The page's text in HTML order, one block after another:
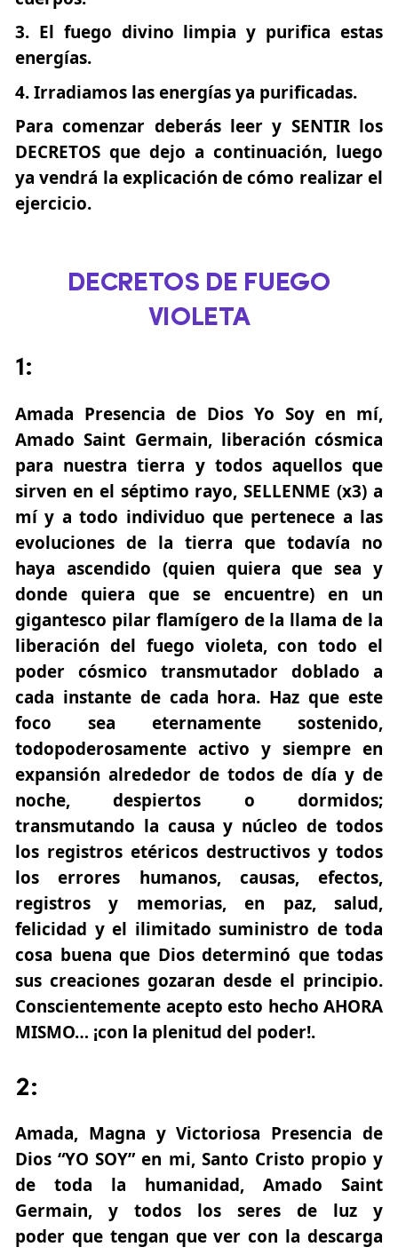
El fuego divino limpia y purifica estas
energías.
Irradiamos las energías ya purificadas.
Para comenzar deberás leer y SENTIR los
DECRETOS que dejo a continuación, luego
ya vendrá la explicación de cómo realizar el
ejercicio.
DECRETOS DE FUEGO
VIOLETA
1:
Amada Presencia de Dios Yo Soy en mí,
Amado Saint Germain, liberación cósmica
para nuestra tierra y todos aquellos que
sirven en el séptimo rayo, SELLENME (x3) a
mí y a todo individuo que pertenece a las
evoluciones de la tierra que todavía no
haya ascendido (quien quiera que sea y
donde quiera que se encuentre) en un
gigantesco pilar flamígero de la llama de la
liberación del fuego violeta, con todo el
poder cósmico transmutador doblado a
cada instante de cada hora. Haz que este
foco sea eternamente sostenido,
todopoderosamente activo y siempre en
expansión alrededor de todos de día y de
noche, despiertos o dormidos;
transmutando la causa y núcleo de todos
los registros etéricos destructivos y todos
los errores humanos, causas, efectos,
registros y memorias, en paz, salud,
felicidad y el ilimitado suministro de toda
cosa buena que Dios determinó que todas
sus creaciones gozaran desde el principio.
Conscientemente acepto esto hecho AHORA
MISMO… ¡con la plenitud del poder!.
2:
Amada, Magna y Victoriosa Presencia de
Dios “YO SOY” en mi, Santo Cristo propio y
de toda la humanidad, Amado Saint
Germain, y todos los seres de luz y
poder que tengan que ver con la descarga